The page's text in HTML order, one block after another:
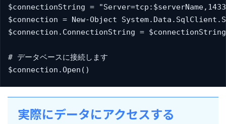
$connectionString =
$connection = New-Object
$connection.ConnectionString = $connectionString
# データベースに接続します
$connection.Open()
実際にデータにアクセスする